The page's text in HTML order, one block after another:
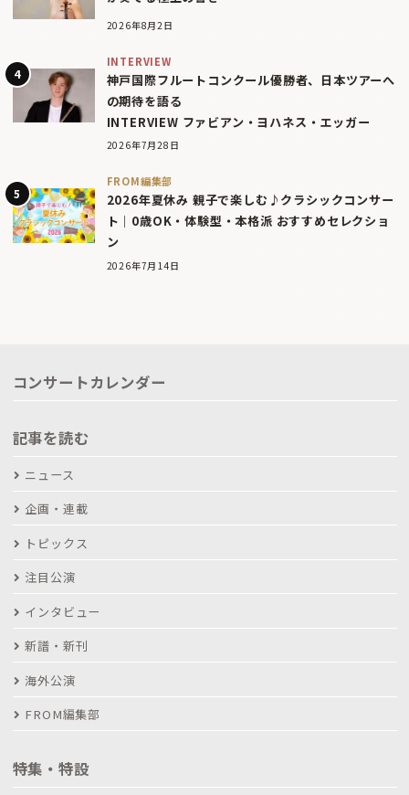
2026年8月2日
INTERVIEW
神戸国際フルートコンクール優勝者、日本ツアーへ
の期待を語る
INTERVIEW ファビアン・ヨハネス・エッガー
2026年7月28日
FROM編集部
2026年夏休み 親子で楽しむ♪クラシックコンサー
ト｜0歳OK・体験型・本格派 おすすめセレクショ
ン
2026年7月14日
コンサートカレンダー
記事を読む
ニュース
企画・連載
トピックス
注目公演
インタビュー
新譜・新刊
海外公演
FROM編集部
特集・特設